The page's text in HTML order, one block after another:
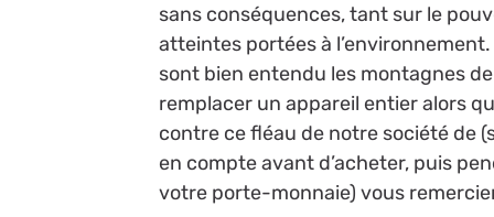
sans conséquences, tant sur le
atteintes portées à
sont bien entendu les montagnes
remplacer un appareil entier alors
contre ce fléau de notre société de
en compte avant d’acheter, puis
votre porte-monnaie) vous